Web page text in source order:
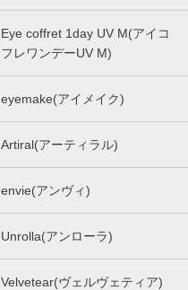
Eye coffret 1day UV M(アイコ
フレワンデーUV M)
eyemake(アイメイク)
Artiral(アーティラル)
envie(アンヴィ)
Unrolla(アンローラ)
Velvetear(ヴェルヴェティア)